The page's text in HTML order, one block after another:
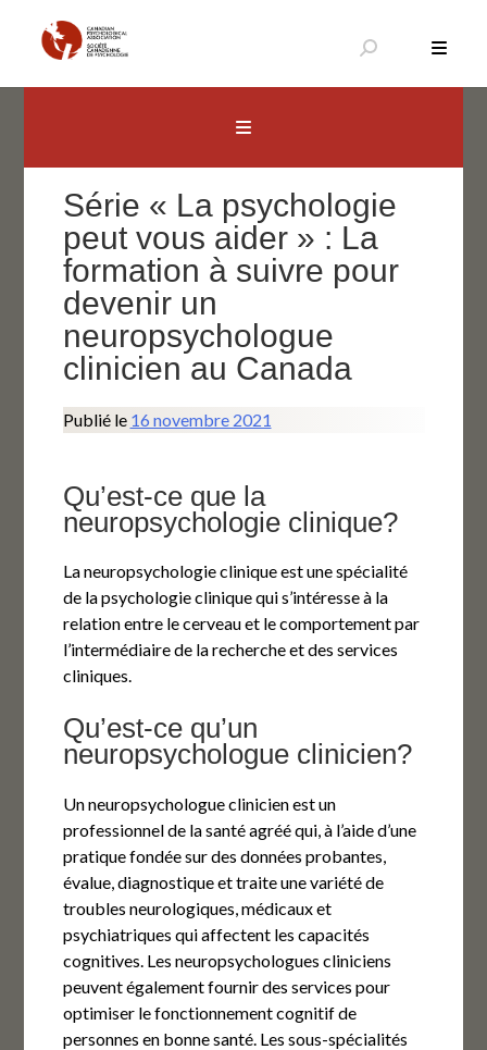
contenu
Série « La psychologie
peut vous aider » : La
formation à suivre pour
devenir un
neuropsychologue
clinicien au Canada
Publié le 16 novembre 2021
Qu’est-ce que la
neuropsychologie clinique?
La neuropsychologie clinique est une spécialité
de la psychologie clinique qui s’intéresse à la
relation entre le cerveau et le comportement par
l’intermédiaire de la recherche et des services
cliniques.
Qu’est-ce qu’un
neuropsychologue clinicien?
Un neuropsychologue clinicien est un
professionnel de la santé agréé qui, à l’aide d’une
pratique fondée sur des données probantes,
évalue, diagnostique et traite une variété de
troubles neurologiques, médicaux et
psychiatriques qui affectent les capacités
cognitives. Les neuropsychologues cliniciens
peuvent également fournir des services pour
optimiser le fonctionnement cognitif de
personnes en bonne santé. Les sous-spécialités